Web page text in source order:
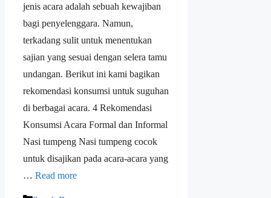
jenis acara adalah sebuah kewajiban
bagi penyelenggara. Namun,
terkadang sulit untuk menentukan
sajian yang sesuai dengan selera tamu
undangan. Berikut ini kami bagikan
rekomendasi konsumsi untuk suguhan
di berbagai acara. 4 Rekomendasi
Konsumsi Acara Formal dan Informal
Nasi tumpeng Nasi tumpeng cocok
untuk disajikan pada acara-acara yang
… Read more